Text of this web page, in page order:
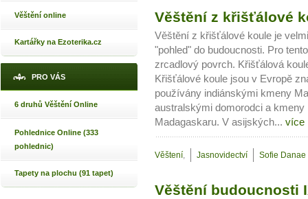
Věštění online
Kartářky na Ezoterika.cz
PRO VÁS
6 druhů Věštění Online
Pohlednice Online (333
pohlednic)
Tapety na plochu (91 tapet)
Věštění z křišťálové
Věštění z křišťálové koule je
"pohled" do budoucnosti. Pro
zrcadlový povrch. Křišťálová
Křišťálové koule jsou v Evropě
používány indiánskými kmeny
australskými domorodci a kmeny
Madagaskaru. V asijských... více
Věštení, Jasnovidectví Sofie Danae
Věštění budoucnosti